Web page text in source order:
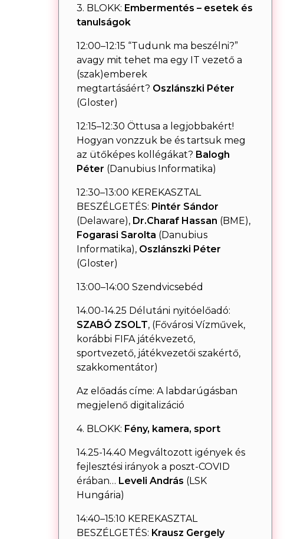
3. BLOKK: Embermentés – esetek és
tanulságok
12:00–12:15 “Tudunk ma beszélni?”
avagy mit tehet ma egy IT vezető a
(szak)emberek
megtartásáért? Oszlánszki Péter
(Gloster)
12:15–12:30 Öttusa a legjobbakért!
Hogyan vonzzuk be és tartsuk meg
az ütőképes kollégákat? Balogh
Péter (Danubius Informatika)
12:30–13:00 KEREKASZTAL
BESZÉLGETÉS: Pintér Sándor
(Delaware), Dr.Charaf Hassan (BME),
Fogarasi Sarolta (Danubius
Informatika), Oszlánszki Péter
(Gloster)
13:00–14:00 Szendvicsebéd
14.00-14.25 Délutáni nyitóelőadó:
SZABÓ ZSOLT, (Fővárosi Vízművek,
korábbi FIFA játékvezető,
sportvezető, játékvezetői szakértő,
szakkomentátor)
Az előadás címe: A labdarúgásban
megjelenő digitalizáció
4. BLOKK: Fény, kamera, sport
14.25-14.40 Megváltozott igények és
fejlesztési irányok a poszt-COVID
érában… Leveli András (LSK
Hungária)
14:40–15:10 KEREKASZTAL
BESZÉLGETÉS: Krausz Gergely